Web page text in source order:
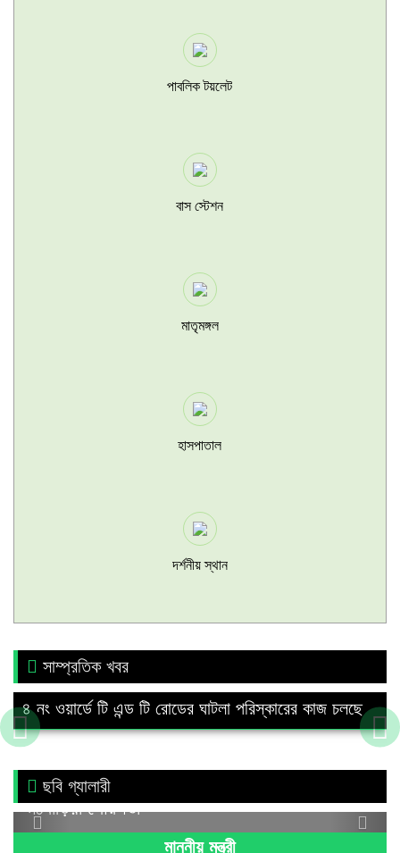
পাবলিক টয়লেট
বাস স্টেশন
মাতৃমঙ্গল
হাসপাতাল
দর্শনীয় স্থান
সাম্প্রতিক খবর
৪ নং ওয়ার্ডে টি এন্ড টি রোডের ঘাটলা পরিস্কারের কাজ চলছে
ছবি গ্যালারী
মঠবাড়িয়া পৌরসভা
Previous
Next
মাননীয় মন্ত্রী